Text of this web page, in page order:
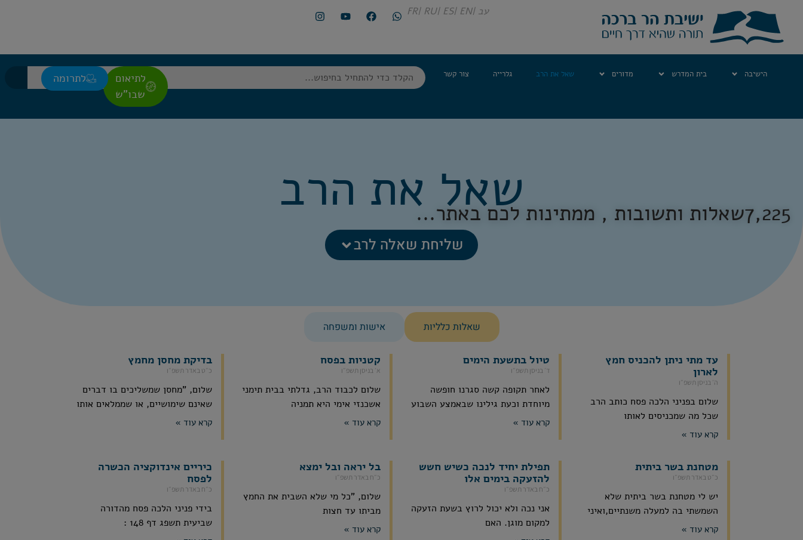
עב |EN |
ES |
RU |
FR
הישיבה בית המדרש מדורים שאל את הרב גלרייה צור קשר
לתיאום
שבו"ש
לתרומה
שאל את הרב 7,225שאלות ותשובות , ממתינות לכם באתר...
שליחת שאלה לרב
שאלות כלליות אישות ומשפחה
עד מתי ניתן להכניס חמץ
לארון
ה׳ בניסן תשפ״ו
שלום בפניני הלכה פסח כותב הרב
שכל מה שמכניסים לאותו
קרא עוד »
טיול בתשעת הימים
ד׳ בניסן תשפ״ו
לאחר תקופה קשה סגרנו חופשה
מיוחדת וכעת גילינו שבאמצע השבוע
קרא עוד »
קטניות בפסח
א׳ בניסן תשפ״ו
שלום לכבוד הרב, גדלתי בבית תימני
אשכנזי אימי היא תמניה
קרא עוד »
בדיקת מחסן מחמץ
כ״ט באדר תשפ״ו
שלום, "מחסן שמשליכים בו דברים
שאינם שימושיים, או שממלאים אותו
קרא עוד »
מטחנת בשר ביתית
כ״ט באדר תשפ״ו
יש לי מטחנת בשר ביתית שלא
השמשתי בה למעלה משנתיים,ואיני
קרא עוד »
תפילת יחיד לנכה כשיש חשש
להזעקה בימים אלו
כ״ח באדר תשפ״ו
אני נכה ולא יכול לרוץ בשעת הזעקה
למקום מוגן. האם
בל יראה ובל ימצא
כ״ח באדר תשפ״ו
שלום, "כל מי שלא השבית את החמץ
מביתו עד חצות
קרא עוד »
כיריים אינדוקציה הכשרה
לפסח
כ״ח באדר תשפ״ו
בידי פניני הלכה פסח מהדורה
שביעית תשפג דף 148 :